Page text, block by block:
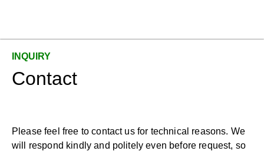
Contact
Please feel free to contact us for technical reasons. We
will respond kindly and politely even before request, so